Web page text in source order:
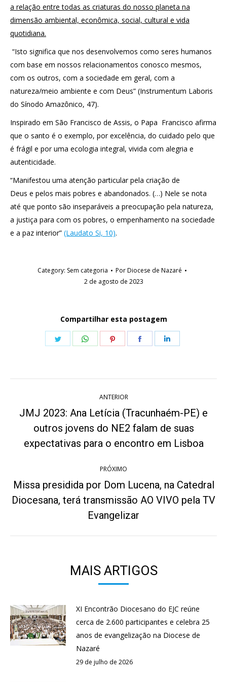
a relação entre todas as criaturas do nosso planeta na
dimensão ambiental, econômica, social, cultural e vida
quotidiana.
“Isto significa que nos desenvolvemos como seres humanos
com base em nossos relacionamentos conosco mesmos,
com os outros, com a sociedade em geral, com a
natureza/meio ambiente e com Deus” (Instrumentum Laboris
do Sínodo Amazônico, 47).
Inspirado em São Francisco de Assis, o Papa Francisco afirma
que o santo é o exemplo, por excelência, do cuidado pelo que
é frágil e por uma ecologia integral, vivida com alegria e
autenticidade.
“Manifestou uma atenção particular pela criação de
Deus e pelos mais pobres e abandonados. (…) Nele se nota
até que ponto são inseparáveis a preocupação pela natureza,
a justiça para com os pobres, o empenhamento na sociedade
e a paz interior” (Laudato Si, 10).
Category: Sem categoria PorDiocese de Nazaré
2 de agosto de 2023
Compartilhar esta postagem
Share
Share
Share
Share
de
post:
ANTERIOR
Post
anterior:
JMJ 2023: Ana Letícia (Tracunhaém-PE) e
outros jovens do NE2 falam de suas
expectativas para o encontro em Lisboa
PRÓXIMO
Próximo
post:
Missa presidida por Dom Lucena, na Catedral
Diocesana, terá transmissão AO VIVO pela TV
Evangelizar
MAIS ARTIGOS
XI Encontrão Diocesano do EJC reúne
cerca de 2.600 participantes e celebra 25
anos de evangelização na Diocese de
Nazaré
29 de julho de 2026